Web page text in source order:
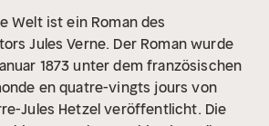
Welt ist ein Roman des
Jules Verne. Der Roman wurde
1873 unter dem französischen
en quatre-vingts jours von
Jules Hetzel veröffentlicht. Die